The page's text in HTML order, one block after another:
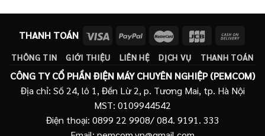
600.000 ₫.là: 1.850.000 ₫.là:
THANH TOÁN
THÔNG TIN GIỚI THIỆU LIÊN HỆ DỊCH VỤ THANH TOÁN
CÔNG TY CỔ PHẦN ĐIỆN MÁY CHUYÊN NGHIỆP (PEMCOM)
Địa chỉ: Số 24, lô 1, Đền Lừ 2, p. Tương Mai, tp. Hà Nội
MST: 0109944542
Điện thoại: 0899 22 9908/ 084. 9191. 333